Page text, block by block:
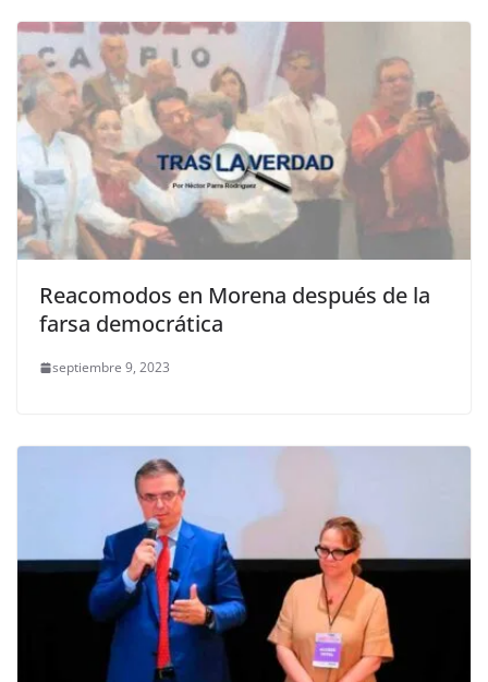
Reacomodos en Morena después de la
farsa democrática
septiembre 9, 2023